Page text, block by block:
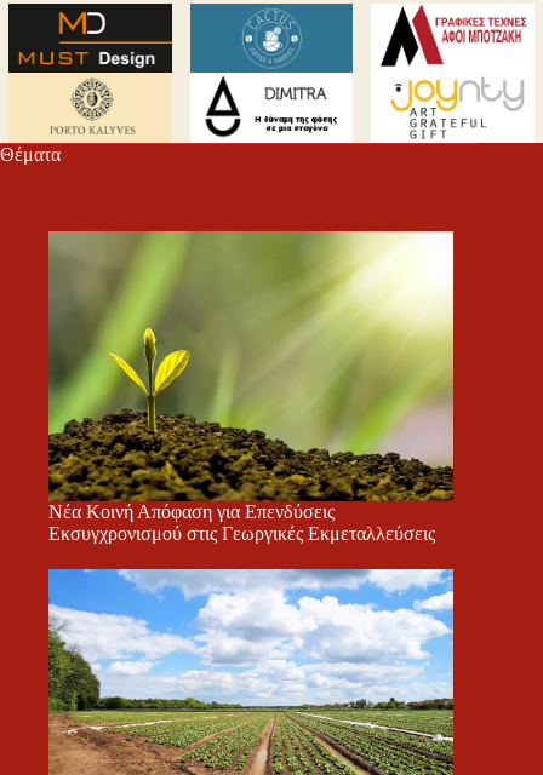
Θέματα
Νέα Κοινή Απόφαση για Επενδύσεις
Εκσυγχρονισμού στις Γεωργικές Εκμεταλλεύσεις